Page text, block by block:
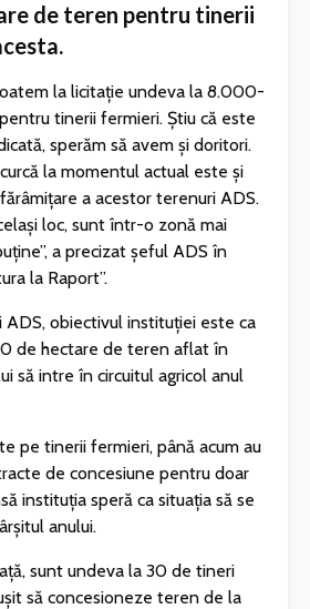
de teren pentru tinerii
la licitație undeva la 8.000-
tinerii fermieri. Știu că este
sperăm să avem și doritori.
la momentul actual este și
a acestor terenuri ADS.
loc, sunt într-o zonă mai
a precizat șeful ADS în
la Raport”.
obiectivul instituției este ca
de hectare de teren aflat în
să intre în circuitul agricol anul
pe tinerii fermieri, până acum au
de concesiune pentru doar
instituția speră ca situația să se
anului.
sunt undeva la 30 de tineri
să concesioneze teren de la